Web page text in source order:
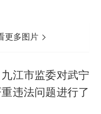
更多图片
江市监委对武宁
违法问题进行了